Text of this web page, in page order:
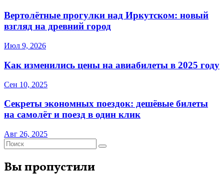
Вертолётные прогулки над Иркутском: новый
взгляд на древний город
Июл 9, 2026
Как изменились цены на авиабилеты в 2025 году
Сен 10, 2025
Секреты экономных поездок: дешёвые билеты
на самолёт и поезд в один клик
Авг 26, 2025
Вы пропустили